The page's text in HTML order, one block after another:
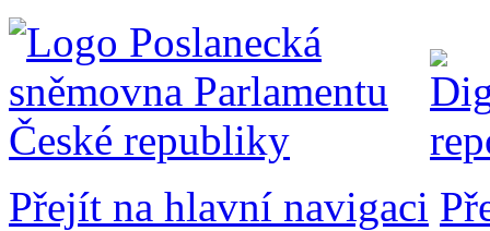
Přejít na hlavní navigaci